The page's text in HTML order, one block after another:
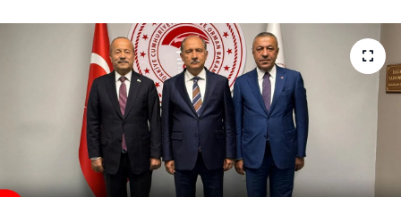
SAĞLIK
SPOR
11:11 MANŞET